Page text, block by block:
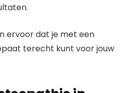
ervoor dat je met een
terecht kunt voor jouw